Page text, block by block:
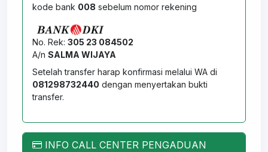
kode bank 008 sebelum nomor rekening
No. Rek: 305 23 084502
A/n SALMA WIJAYA
Setelah transfer harap konfirmasi melalui WA di
081298732440 dengan menyertakan bukti
transfer.
INFO CALL CENTER PENGADUAN